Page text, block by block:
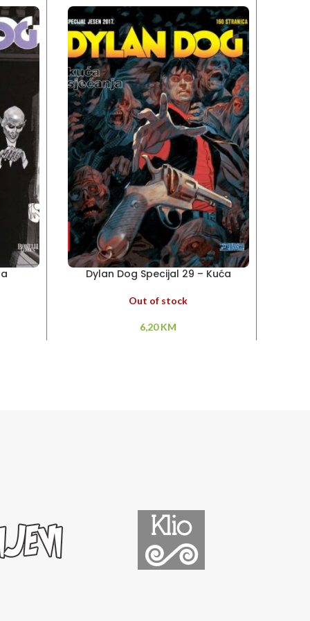
Dylan Dog Specijal 29 – Kuća
Out of stock
6,20KM